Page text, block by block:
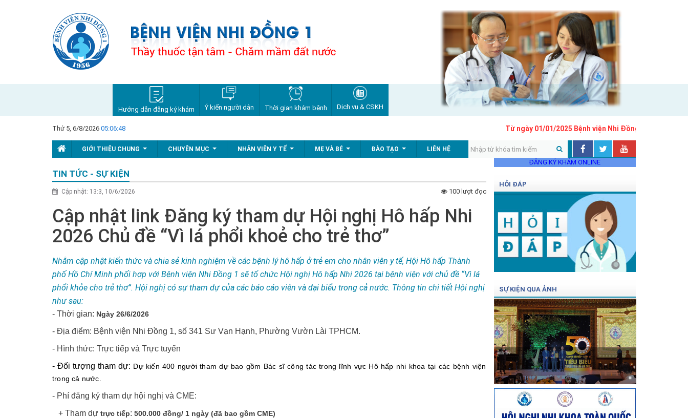
Thời gian khám bệnh
Hướng dẫn đăng ký khám Ý kiến người dân Dịch vụ & CSKH
Thứ 5, 6/8/2026 05:06:49 Từ ngày 01/01/2025 Bệnh viện Nhi Đồng 1 áp dụng
GIỚI THIỆU CHUNG CHUYÊN MỤC NHÂN VIÊN Y TẾ MẸ VÀ BÉ ĐÀO TẠO LIÊN HỆ
TIN TỨC - SỰ KIỆN
Cập nhật: 13:3, 10/6/2026 100 lượt đọc
Cập nhật link Đăng ký tham dự Hội nghị Hô hấp Nhi
2026 Chủ đề “Vì lá phổi khoẻ cho trẻ thơ”
Nhằm cập nhật kiến thức và chia sẻ kinh nghiệm về các bệnh lý hô hấp ở trẻ em cho nhân viên y tế, Hội Hô hấp Thành
phố Hồ Chí Minh phối hợp với Bệnh viện Nhi Đồng 1 sẽ tổ chức Hội nghị Hô hấp Nhi 2026 tại bệnh viện với chủ đề “Vì lá
phổi khỏe cho trẻ thơ”. Hội nghị có sự tham dự của các báo cáo viên và đại biểu trong cả nước. Thông tin chi tiết Hội nghị
như sau:
- Thời gian: Ngày 26/6/2026
- Địa điểm: Bệnh viện Nhi Đồng 1, số 341 Sư Vạn Hạnh, Phường Vườn Lài TPHCM.
- Hình thức: Trực tiếp và Trực tuyến
- Đối tượng tham dự: Dự kiến 400 người tham dự bao gồm Bác sĩ công tác trong lĩnh vực Hô hấp nhi khoa tại các bệnh viện
trong cả nước.
- Phí đăng ký tham dự hội nghị và CME:
+ Tham dự trực tiếp: 500.000 đồng/ 1 ngày (đã bao gồm CME)
ĐĂNG KÝ KHÁM ONLINE
HỎI ĐÁP
SỰ KIỆN QUA ẢNH
ảnh bv